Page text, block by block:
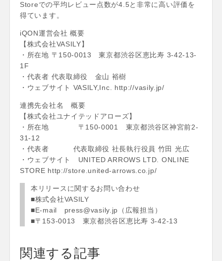
Storeでの平均レビュー点数が4.5と非常に高い評価を
得ています。
iQON運営会社 概要
【株式会社VASILY】
・所在地 〒150-0013 東京都渋谷区恵比寿 3-42-13-
1F
・代表者 代表取締役 金山 裕樹
・ウェブサイト VASILY,Inc. http://vasily.jp/
連携先会社名 概要
【株式会社ユナイテッドアローズ】
・所在地 〒150-0001 東京都渋谷区神宮前2-
31-12
・代表者 代表取締役 社長執行役員 竹田 光広
・ウェブサイト UNITED ARROWS LTD. ONLINE
STORE http://store.united-arrows.co.jp/
本リリースに関するお問い合わせ
■株式会社VASILY
■E-mail press@vasily.jp（広報担当）
■〒153-0013 東京都渋谷区恵比寿 3-42-13
関連する記事